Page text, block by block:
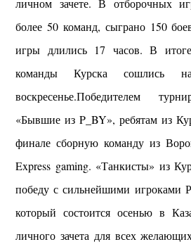
личном зачете. В отборочных
более 50 команд, сыграно 150
игры длились 17 часов. В
команды Курска сошлись
воскресенье.Победителем
«Бывшие из P_BY», ребятам из
финале сборную команду из
Express gaming. «Танкисты» из
победу с сильнейшими игроками
который состоится осенью в
личного зачета для всех